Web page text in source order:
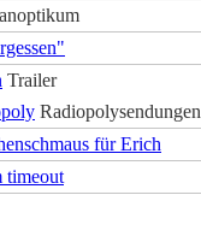
Trailer
Radiopolysendungen
für Erich
timeout